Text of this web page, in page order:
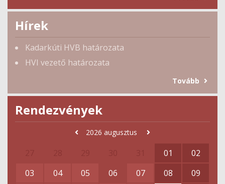
Hírek
Kadarkúti HVB határozata
HVI vezető határozata
Tovább
Rendezvények
2026 augusztus
01
02
03
04 05 06 07 08
09